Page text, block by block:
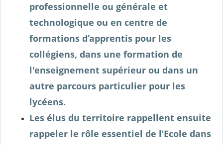
professionnelle ou générale et
technologique ou en centre de
formations d’apprentis pour les
collégiens, dans une formation de
l'enseignement supérieur ou dans un
autre parcours particulier pour les
lycéens.
Les élus du territoire rappellent ensuite
rappeler le rôle essentiel de l’Ecole dans